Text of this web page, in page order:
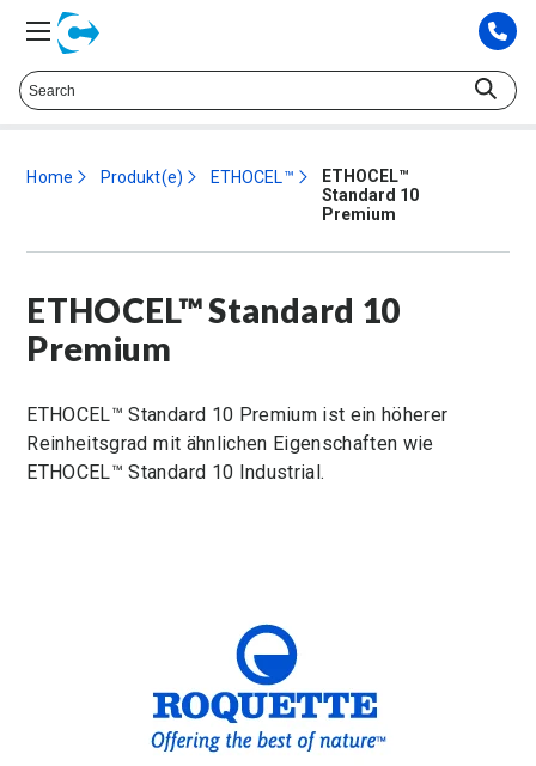
Sprechen Sie mit einem technischen Berater. at
425.372.9573
Home Produkt(e) ETHOCEL™
ETHOCEL™
Standard 10
Premium
ETHOCEL™ Standard 10
Premium
ETHOCEL™ Standard 10 Premium ist ein höherer
Reinheitsgrad mit ähnlichen Eigenschaften wie
ETHOCEL™ Standard 10 Industrial.